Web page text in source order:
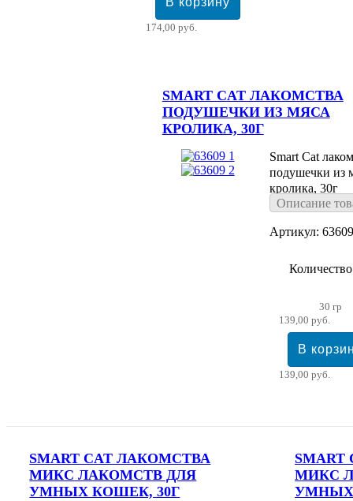
174,00 руб.
SMART CAT ЛАКОМСТВА
ПОДУШЕЧКИ ИЗ МЯСА
КРОЛИКА, 30Г
Smart Cat
подушечки из
кролика, 30г
Описание
Артикул: 63609
30 гр
139,00 руб.
139,00 руб.
SMART CAT ЛАКОМСТВА
МИКС ЛАКОМСТВ ДЛЯ
УМНЫХ КОШЕК, 30Г
МИКС
УМНЫХ